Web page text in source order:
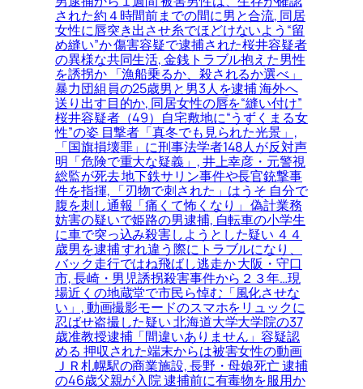
された約４時間前までの間に男と合流, 同居
女性に唇突き出させ糸でほどけないよう“留
め縫い”か 傷害容疑で逮捕された桜井容疑者
の異様な共同生活, 金銭トラブル抱えた男性
を誘拐か 「漁船乗るか、殺されるか選べ」
暴力団組員の25歳男と男3人を逮捕 海外へ
送り出す目的か, 同居女性の唇を“縫い付け”
桜井容疑者（49）自宅敷地に“うずくまる女
性”の姿 目撃者「真冬でも見られた光景」,
「国旗損壊罪」に刑事法学者148人が反対声
明「危険で重大な疑義」, 井上幸彦・元警視
総監が死去 地下鉄サリン事件や長官銃撃事
件を指揮, 「刃物で刺された」はうそ 自分で
腹を刺し通報「痛くて怖くなり」 偽計業務
妨害の疑いで姫路の男逮捕, 自転車の小学生
に車で突っ込み殺害しようとした疑い ４４
歳男を逮捕 すれ違う際にトラブルになり、
バック走行ではね飛ばし逃走か 大阪・守口
市, 長崎・男児誘拐殺害事件から２３年…現
場近くの地蔵堂で市民ら悼む「風化させな
い」, 動画撮影モードのスマホをリュックに
忍ばせ盗撮した疑い 北海道大学大学院の37
歳准教授逮捕「間違いありません」容疑認
める 押収された端末からは被害女性の動画
ＪＲ札幌駅の商業施設, 長野・母娘死亡 逮捕
の46歳父親が入院 逮捕前に有毒物を服用か